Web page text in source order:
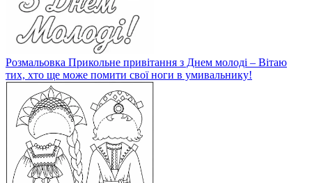
Розмальовка Прикольне привітання з Днем молоді – Вітаю
тих, хто ще може помити свої ноги в умивальнику!